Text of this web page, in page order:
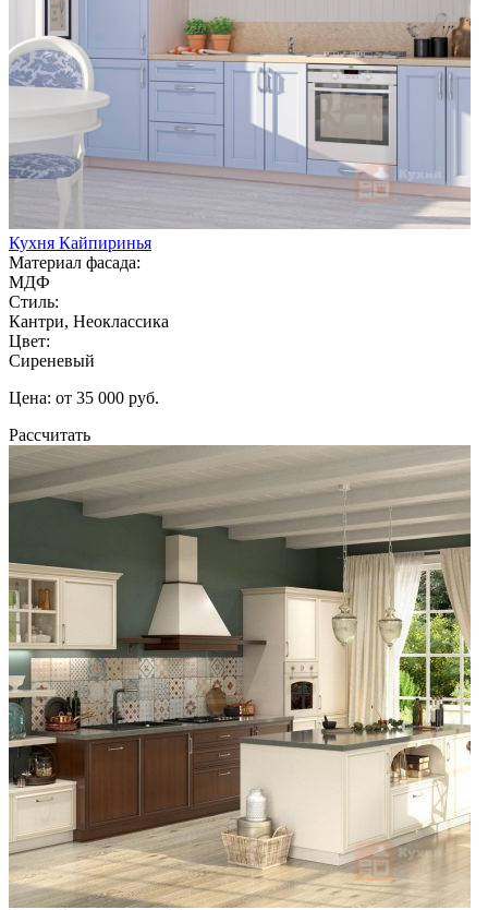
Кухня Кайпиринья
Материал фасада:
МДФ
Стиль:
Кантри, Неоклассика
Цвет:
Сиреневый
Цена: от 35 000 руб.
Рассчитать